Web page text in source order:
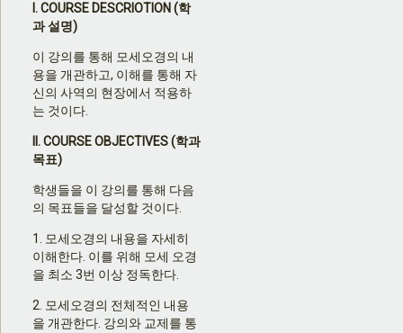
I. COURSE DESCRIOTION (학
과 설명)
이 강의를 통해 모세오경의 내
용을 개관하고, 이해를 통해 자
신의 사역의 현장에서 적용하
는 것이다.
II. COURSE OBJECTIVES (학과
목표)
학생들을 이 강의를 통해 다음
의 목표들을 달성할 것이다.
1.
모세오경의 내용을 자세히
이해한다. 이를 위해 모세 오경
을 최소 3번 이상 정독한다.
2. 모세오경의 전체적인 내용
을 개관한다. 강의와 교제를 통